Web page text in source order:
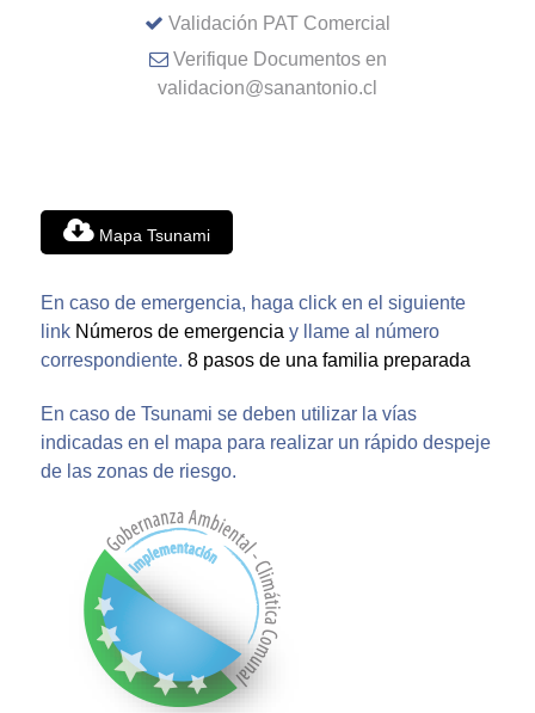
Validación PAT Comercial
Verifique Documentos en
validacion@sanantonio.cl
Mapa Tsunami
En caso de emergencia, haga click en el siguiente
link Números de emergencia y llame al número
correspondiente. 8 pasos de una familia preparada
En caso de Tsunami se deben utilizar la vías
indicadas en el mapa para realizar un rápido despeje
de las zonas de riesgo.